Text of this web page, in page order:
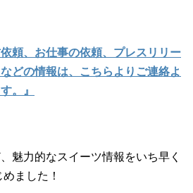
頼、お仕事の依頼、プレスリリー
どの情報は、こちらよりご連絡よ
。』
魅力的なスイーツ情報をいち早く
ました！